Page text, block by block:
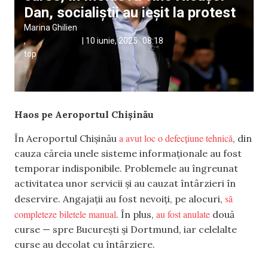
Dan, socialiștii au ieșit la protest
Marina Ghilien
,
top
10 iunie, 2025 08:18
Haos pe Aeroportul Chișinău
În Aeroportul Chișinău a avut loc o defecțiune tehnică, din
cauza căreia unele sisteme informaționale au fost
temporar indisponibile. Problemele au îngreunat
activitatea unor servicii și au cauzat întârzieri în
deservire. Angajații au fost nevoiți, pe alocuri, să
completeze biletele manual. În plus, au fost anulate două
curse — spre București și Dortmund, iar celelalte
curse au decolat cu întârziere.